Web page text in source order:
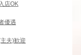
店OK
優遇
夫)歓迎